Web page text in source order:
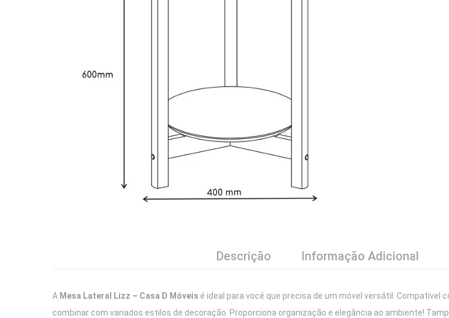
Descrição Informação Adicional
A Mesa Lateral Lizz – Casa D Móveis é ideal para você que precisa de um móvel versátil.
combinar com variados estilos de decoração. Proporciona organização e elegância ao ambiente!